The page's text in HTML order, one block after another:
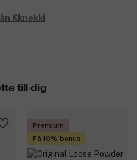
Kknekki
till dig
Premium
Få 10% bonus